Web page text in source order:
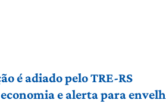
é adiado pelo TRE-RS
e alerta para